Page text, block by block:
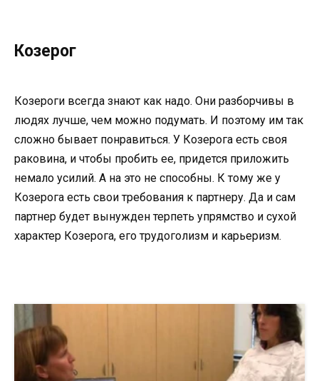
Козерог
Козероги всегда знают как надо. Они разборчивы в
людях лучше, чем можно подумать. И поэтому им так
сложно бывает понравиться. У Козерога есть своя
раковина, и чтобы пробить ее, придется приложить
немало усилий. А на это не способны. К тому же у
Козерога есть свои требования к партнеру. Да и сам
партнер будет вынужден терпеть упрямство и сухой
характер Козерога, его трудоголизм и карьеризм.